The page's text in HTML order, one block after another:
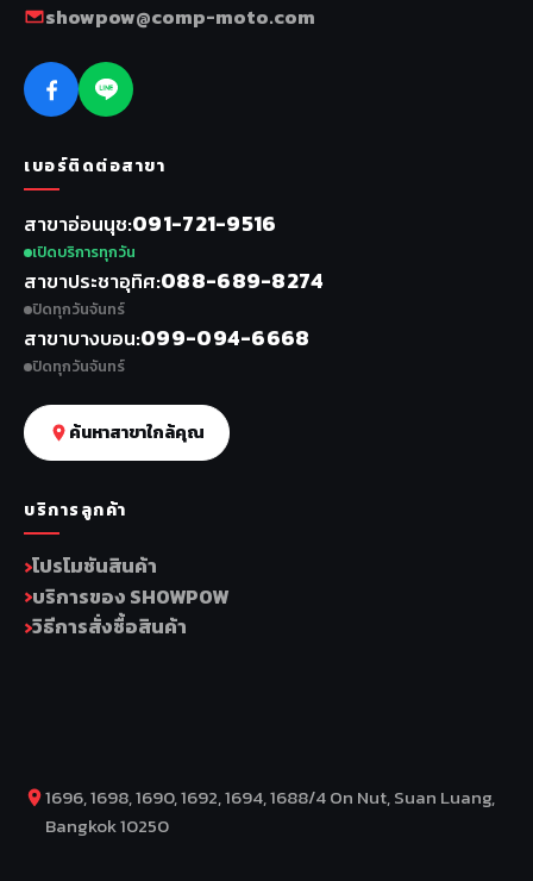
showpow@comp-moto.com
เบอร์ติดต่อสาขา
สาขาอ่อนนุช 091-721-9516
เปิดบริการทุกวัน
สาขาประชาอุทิศ 088-689-8274
ปิดทุกวันจันทร์
สาขาบางบอน 099-094-6668
ปิดทุกวันจันทร์
ค้นหาสาขาใกล้คุณ
บริการลูกค้า
โปรโมชันสินค้า
บริการของ SHOWPOW
วิธีการสั่งซื้อสินค้า
1696, 1698, 1690, 1692, 1694, 1688/4 On Nut, Suan Luang,
Bangkok 10250